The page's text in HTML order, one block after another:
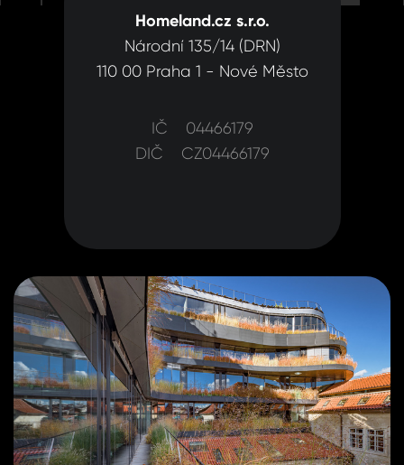
Homeland.cz s.r.o.
Národní 135/14 (DRN)
110 00 Praha 1 - Nové Město
IČ 04466179
DIČ CZ04466179